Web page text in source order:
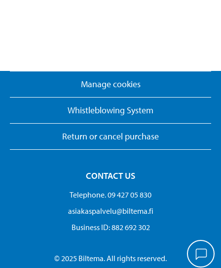
Manage cookies
Whistleblowing System
Return or cancel purchase
CONTACT US
Telephone. 09 427 05 830
asiakaspalvelu@biltema.fi
Business ID:​ 882 692 302
© 2025 Biltema. All rights reserved.